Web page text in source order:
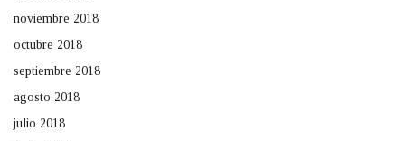
noviembre 2018
octubre 2018
septiembre 2018
agosto 2018
julio 2018